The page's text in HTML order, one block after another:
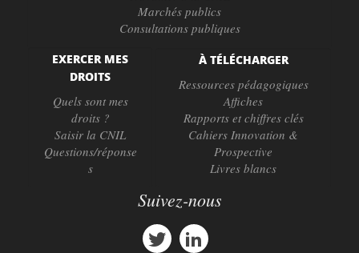
Marchés publics
Consultations publiques
EXERCER MES
DROITS
Quels sont mes
droits ?
Saisir la CNIL
Questions/réponse
s
À TÉLÉCHARGER
Ressources pédagogiques
Affiches
Rapports et chiffres clés
Cahiers Innovation &
Prospective
Livres blancs
Suivez-nous